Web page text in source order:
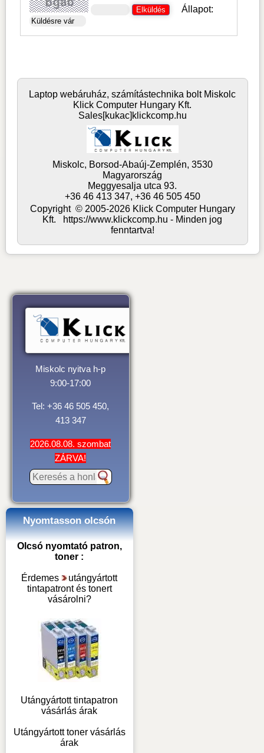
Állapot:
Laptop webáruház, számítástechnika bolt Miskolc
Klick Computer Hungary Kft.
Sales[kukac]klickcomp.hu
Miskolc, Borsod-Abaúj-Zemplén, 3530
Magyarország
Meggyesalja utca 93.
+36 46 413 347, +36 46 505 450
Copyright © 2005-2026 Klick Computer Hungary
Kft. https://www.klickcomp.hu - Minden jog
fenntartva!
Miskolc nyitva h-p
9:00-17:00
Tel: +36 46 505 450,
413 347
2026.08.08. szombat
ZÁRVA!
Nyomtasson olcsón
Olcsó nyomtató patron,
toner :
Érdemes
utángyártott
tintapatront és tonert
vásárolni?
Utángyártott tintapatron
vásárlás árak
Utángyártott toner vásárlás
árak